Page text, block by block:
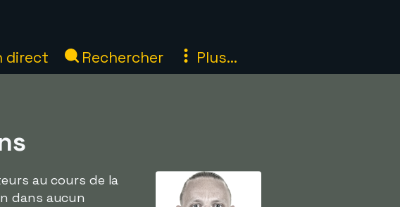
direct Rechercher Plus...
au cours de la
dans aucun